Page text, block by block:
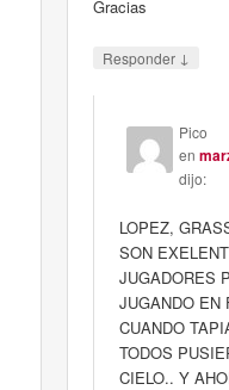
Gracias
Responder ↓
Pico
en
dijo:
LOPEZ,
SON
JUGADORES
JUGANDO EN
CUANDO
TODOS
CIELO.. Y